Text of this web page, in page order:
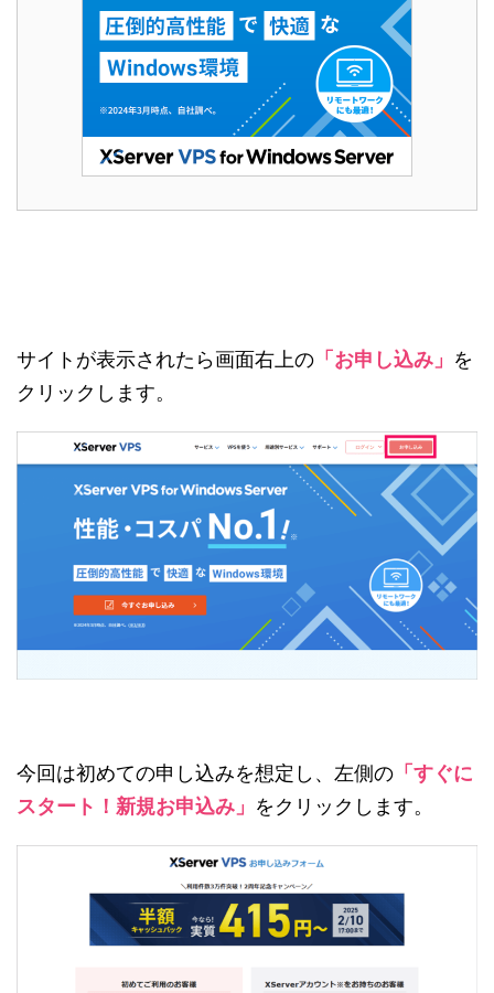
サイトが表示されたら画面右上の 「お申し込み」 を
クリックします。
今回は初めての申し込みを想定し、左側の 「すぐに
スタート！新規お申込み」 をクリックします。